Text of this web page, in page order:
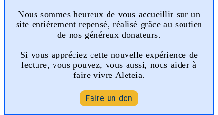
Nous sommes heureux de vous accueillir sur un
site entièrement repensé, réalisé grâce au soutien
de nos généreux donateurs.
Si vous appréciez cette nouvelle expérience de
lecture, vous pouvez, vous aussi, nous aider à
faire vivre Aleteia.
Faire un don